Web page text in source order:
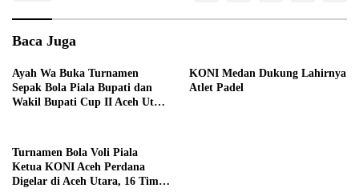
Baca Juga
Ayah Wa Buka Turnamen
Sepak Bola Piala Bupati dan
Wakil Bupati Cup II Aceh Utara
KONI Medan Dukung Lahirnya
Atlet Padel
Turnamen Bola Voli Piala
Ketua KONI Aceh Perdana
Digelar di Aceh Utara, 16 Tim